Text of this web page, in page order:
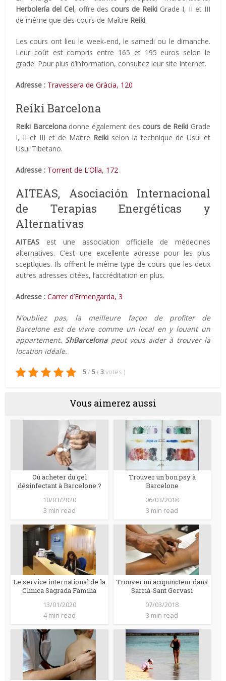
Herbolería del Cel, offre des cours de ReikiGrade I, II et III
de même que des cours de Maître Reiki.
Les cours ont lieu le week-end, le samedi ou le dimanche.
Leur coût est compris entre 165 et 195 euros selon le
grade. Pour plus d’information, consultez leur site Internet.
Adresse : Travessera de Gràcia, 120
Reiki Barcelona
Reiki Barcelonadonne également des cours de Reiki Grade
I, II et III et de Maître Reikiselon la technique de Usui et
Usui Tibetano.
Adresse : Torrent de L’Olla, 172
AITEAS, Asociación Internacional
de Terapias Energéticas y
Alternativas
AITEAS est une association officielle de médecines
alternatives. C’est une excellente adresse pour les plus
sceptiques. Ils offrent le même type de cours que les deux
autres adresses citées, l’accréditation en plus.
Adresse : Carrer d’Ermengarda, 3
N’oubliez pas, la meilleure façon de profiter de
Barcelone est de vivre comme un local en y louant un
appartement. ShBarcelonapeut vous aider à trouver la
location idéale.
5/ 5 (3votes )
Vous aimerez aussi
Où acheter du gel
désinfectant à Barcelone ?
10/03/2020
3 min read
Trouver un bon psy à
Barcelone
06/03/2018
3 min read
Le service international de la
Clínica Sagrada Familia
13/01/2020
4 min read
Trouver un acupuncteur dans
Sarrià-Sant Gervasi
07/03/2018
3 min read